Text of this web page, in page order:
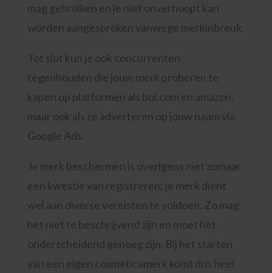
mag gebruiken en je niet onverhoopt kan
worden aangesproken vanwege merkinbreuk.
Tot slot kun je ook concurrenten
tegenhouden die jouw merk proberen te
kapen op platformen als bol.com en amazon,
maar ook als ze adverteren op jouw naam via
Google Ads.
Je merk beschermen is overigens niet zomaar
een kwestie van registreren; je merk dient
wel aan diverse vereisten te voldoen. Zo mag
het niet te beschrijvend zijn en moet het
onderscheidend genoeg zijn. Bij het starten
van een eigen cosmeticamerk komt dus heel